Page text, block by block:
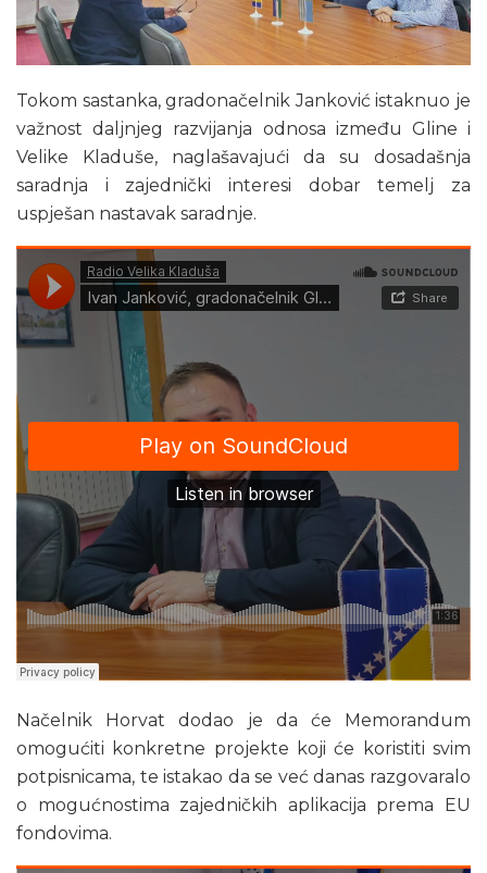
Tokom sastanka, gradonačelnik Janković istaknuo je
važnost daljnjeg razvijanja odnosa između Gline i
Velike Kladuše, naglašavajući da su dosadašnja
saradnja i zajednički interesi dobar temelj za
uspješan nastavak saradnje.
Načelnik Horvat dodao je da će Memorandum
omogućiti konkretne projekte koji će koristiti svim
potpisnicama, te istakao da se već danas razgovaralo
o mogućnostima zajedničkih aplikacija prema EU
fondovima.